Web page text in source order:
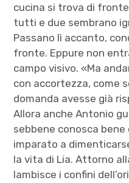
cucina si trova di
tutti e due sembrano
Passano lì accanto,
fronte. Eppure non
campo visivo. «Ma
con accortezza, come
domanda avesse già
Allora anche Antonio
sebbene conosca
imparato a
la vita di Lia. Attorno
lambisce i confini